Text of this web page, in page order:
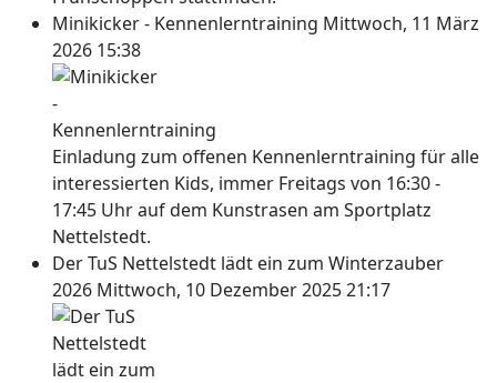
Minikicker - Kennenlerntraining Mittwoch, 11 März
2026 15:38
Einladung zum offenen Kennenlerntraining für alle
interessierten Kids, immer Freitags von 16:30 -
17:45 Uhr auf dem Kunstrasen am Sportplatz
Nettelstedt.
Der TuS Nettelstedt lädt ein zum Winterzauber
2026 Mittwoch, 10 Dezember 2025 21:17